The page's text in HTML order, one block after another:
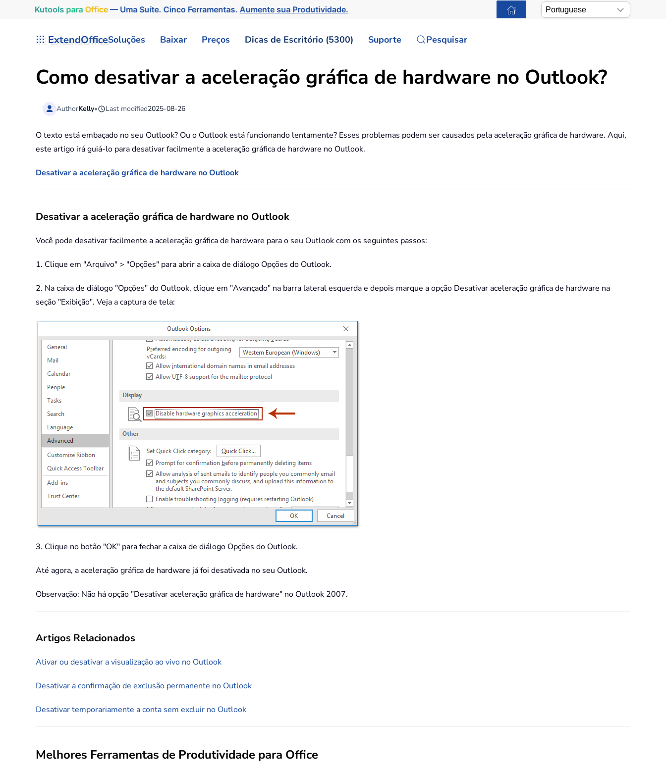
KutoolsparaOffice— Uma Suíte. Cinco Ferramentas.Aumente sua Produtividade.
ExtendOfficeSoluções Baixar Preços Dicas de Escritório (5300) Suporte Pesquisar
Como desativar a aceleração gráfica de hardware no Outlook?
AuthorKelly• Last modified2025-08-26
O texto está embaçado no seu Outlook? Ou o Outlook está funcionando lentamente? Esses problemas podem ser causados pela aceleração gráfica de hardware. Aqui,
este artigo irá guiá-lo para desativar facilmente a aceleração gráfica de hardware no Outlook.
Desativar a aceleração gráfica de hardware no Outlook
Desativar a aceleração gráfica de hardware no Outlook
Você pode desativar facilmente a aceleração gráfica de hardware para o seu Outlook com os seguintes passos:
1. Clique em "Arquivo" > "Opções" para abrir a caixa de diálogo Opções do Outlook.
2. Na caixa de diálogo "Opções" do Outlook, clique em "Avançado" na barra lateral esquerda e depois marque a opção Desativar aceleração gráfica de hardware na
seção "Exibição". Veja a captura de tela:
3. Clique no botão "OK" para fechar a caixa de diálogo Opções do Outlook.
Até agora, a aceleração gráfica de hardware já foi desativada no seu Outlook.
Observação: Não há opção "Desativar aceleração gráfica de hardware" no Outlook 2007.
Artigos Relacionados
Ativar ou desativar a visualização ao vivo no Outlook
Desativar a confirmação de exclusão permanente no Outlook
Desativar temporariamente a conta sem excluir no Outlook
Melhores Ferramentas de Produtividade para Office